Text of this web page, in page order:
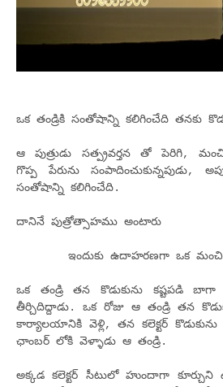
ఒక తండ్రికి సంతోషాన్ని కలిగించేది తనకు
ఆ పుత్రుడు సత్ప్రవర్తన తో పెరిగి,
గొప్ప పేరును సంపాదించుకున్నపుడు,
సంతోషాన్ని కలిగించేది.
దానినే పుత్రోత్సాహము అంటారు
ఇందుకు ఉదాహరణగా ఒక మంచి
ఒక తండ్రి తన కొడుకును కష్టపడి
తీర్చిదిద్దాడు. ఒక రోజు ఆ తండ్రి తన
కార్యాలయానికి వెళ్లి, తన కలెక్టర్
ఛాంబర్ లోకి వెళ్ళాడు ఆ తండ్రి.
అక్కడ కలెక్టర్ సీటులో హుందాగా కూర్చుని